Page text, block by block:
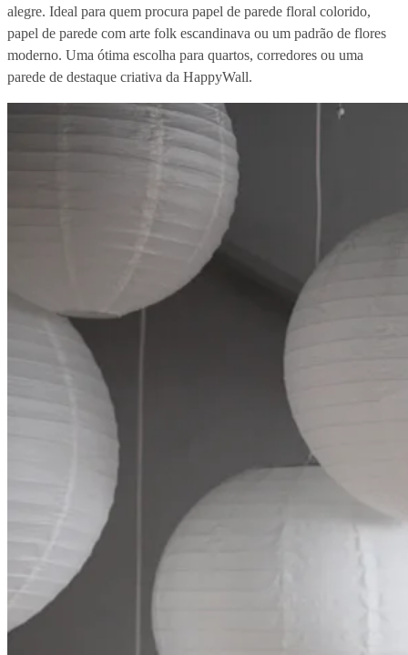
alegre. Ideal para quem procura papel de parede floral colorido,
papel de parede com arte folk escandinava ou um padrão de flores
moderno. Uma ótima escolha para quartos, corredores ou uma
parede de destaque criativa da HappyWall.